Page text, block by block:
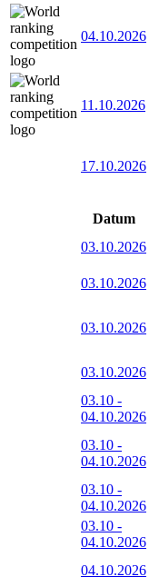
04.10.2026
11.10.2026
17.10.2026
Datum
03.10.2026
03.10.2026
03.10.2026
03.10.2026
03.10 -
04.10.2026
03.10 -
04.10.2026
03.10 -
04.10.2026
03.10 -
04.10.2026
04.10.2026